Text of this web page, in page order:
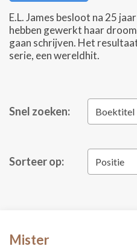
E.L. James besloot na 25
hebben gewerkt haar
gaan schrijven. Het
serie, een wereldhit.
Snel zoeken: Boektitel
Sorteer op: Positie
Mister